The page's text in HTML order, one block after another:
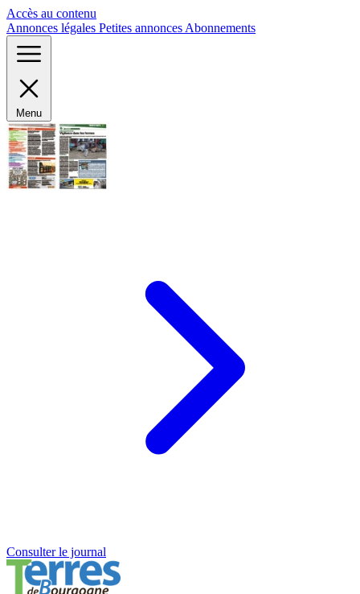
Accès au contenu
Annonces légales Petites annonces Abonnements
Menu
Consulter le journal
Panneau de gestion des cookies